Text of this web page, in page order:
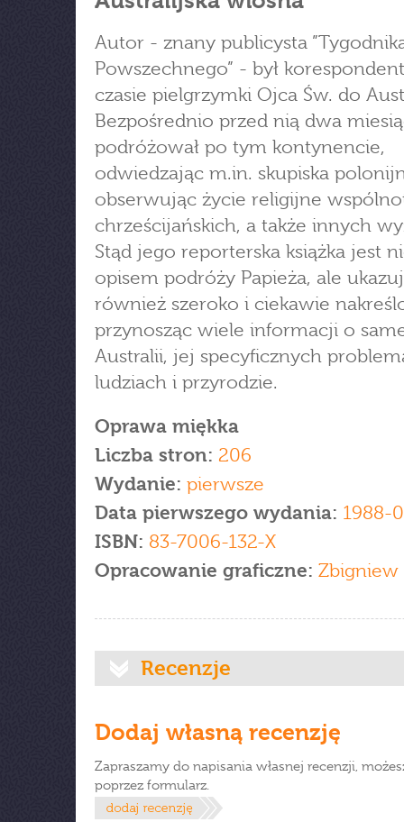
Autor - znany publicysta
Powszechnego” - był
czasie pielgrzymki Ojca Św. do
Bezpośrednio przed nią dwa
podróżował po tym kontynencie,
odwiedzając m.in. skupiska
obserwując życie religijne
chrześcijańskich, a także innych
Stąd jego reporterska książka jest
opisem podróży Papieża, ale
również szeroko i ciekawie
przynosząc wiele informacji o
Australii, jej specyficznych
ludziach i przyrodzie.
Oprawa miękka
Liczba stron: 206
Wydanie: pierwsze
Data pierwszego wydania: 1988-
ISBN: 83-7006-132-X
Opracowanie graficzne: Zbigniew
Recenzje
Dodaj własną recenzję
Zapraszamy do napisania własnej recenzji,
poprzez formularz.